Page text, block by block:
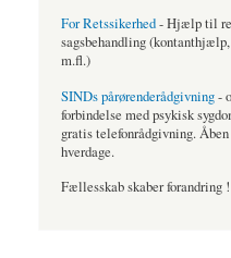
For Retssikerhed- Hjælp til
sagsbehandling
m.fl.)
SINDs pårørenderådgivning-
forbindelse med psykisk
gratis telefonrådgivning.
hverdage.
Fællesskab skaber forandring !